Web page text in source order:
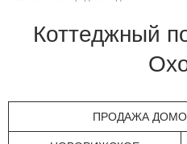
Коттеджный поселок Третья
ПРОДАЖА